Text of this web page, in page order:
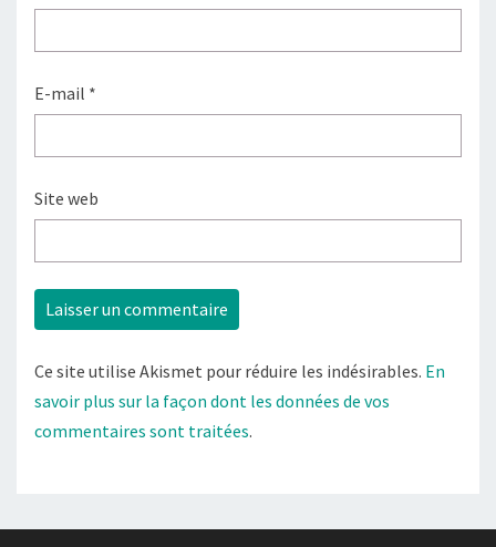
E-mail *
Site web
Ce site utilise Akismet pour réduire les indésirables. En
savoir plus sur la façon dont les données de vos
commentaires sont traitées.